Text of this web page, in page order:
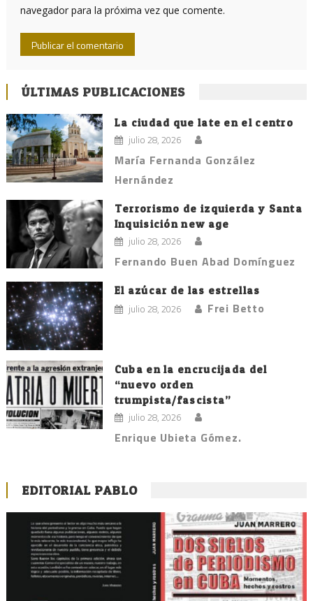
navegador para la próxima vez que comente.
ÚLTIMAS PUBLICACIONES
La ciudad que late en el centro
julio 28, 2026
María Fernanda González
Hernández
Terrorismo de izquierda y Santa
Inquisición new age
julio 28, 2026
Fernando Buen Abad Domínguez
El azúcar de las estrellas
julio 28, 2026 Frei Betto
Cuba en la encrucijada del
“nuevo orden
trumpista/fascista”
julio 28, 2026
Enrique Ubieta Gómez.
EDITORIAL PABLO